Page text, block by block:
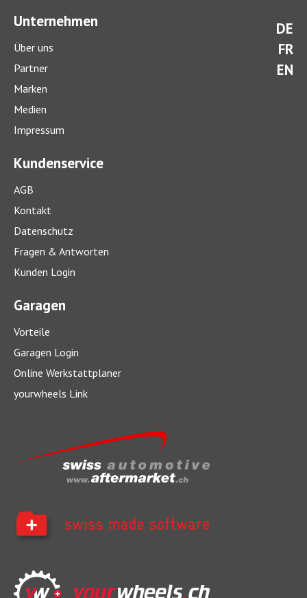
DE
FR
EN
Unternehmen
Über uns
Partner
Marken
Medien
Impressum
Kundenservice
AGB
Kontakt
Datenschutz
Fragen & Antworten
Kunden Login
Garagen
Vorteile
Garagen Login
Online Werkstattplaner
yourwheels Link